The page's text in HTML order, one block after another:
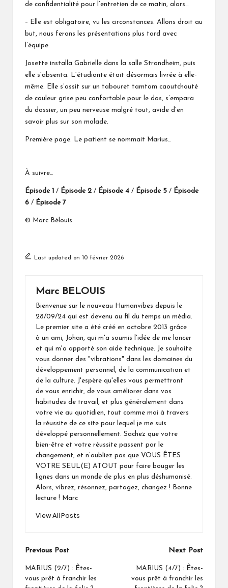
de confidentialité pour l’entretien de ce matin, alors…
– Elle est obligatoire, vu les circonstances. Allons droit au
but, nous ferons les présentations plus tard avec
l’équipe.
Josette installa Gabrielle dans la salle Strondheim, puis
elle s’absenta. L’étudiante était désormais livrée à elle-
même. Elle s’assit sur un tabouret tamtam caoutchouté
de couleur grise peu confortable pour le dos, s’empara
du dossier, un peu nerveuse malgré tout, avide d’en
savoir plus sur son malade.
Première page. Le patient se nommait Marius…
À suivre…
Épisode 1 / Épisode 2 / Épisode 4 / Épisode 5 / Épisode
6 / Épisode 7
© Marc Bélouis
Last updated on 10 février 2026
Marc BELOUIS
Bienvenue sur le nouveau Humanvibes depuis le
28/09/24 qui est devenu au fil du temps un média.
Le premier site a été créé en octobre 2013 grâce
à un ami, Johan, qui m'a soumis l'idée de me lancer
et qui m'a apporté son aide technique. Je souhaite
vous donner des "vibrations" dans les domaines du
développement personnel, de la communication et
de la culture. J'espère qu'elles vous permettront
de vous enrichir, de vous améliorer dans vos
habitudes de travail, et plus généralement dans
votre vie au quotidien, tout comme moi à travers
la réussite de ce site pour lequel je me suis
développé personnellement. Sachez que votre
bien-être et votre réussite passent par le
changement, et n’oubliez pas que VOUS ÊTES
VOTRE SEUL(E) ATOUT pour faire bouger les
lignes dans un monde de plus en plus déshumanisé.
Alors, vibrez, résonnez, partagez, changez ! Bonne
lecture ! Marc
View All Posts
Post
navigation
Previous Post
MARIUS (2/7) : Êtes-
vous prêt à franchir les
Next Post
MARIUS (4/7) : Êtes-
vous prêt à franchir les